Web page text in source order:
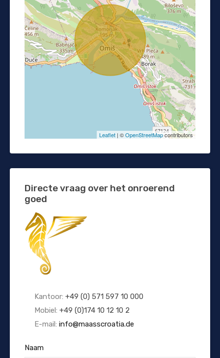
Leaflet | ©OpenStreetMapcontributors
Directe vraag over het onroerend
goed
Kantoor: +49 (0) 571 597 10 000
Mobiel: +49 (0)174 10 12 10 2
E-mail: info@maasscroatia.de
Naam